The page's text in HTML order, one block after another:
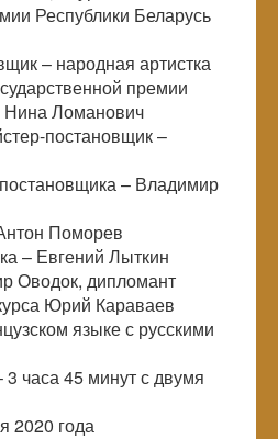
Республики Беларусь
– народная артистка
премии
Нина Ломанович
постановщик –
– Владимир
Поморев
– Евгений Лыткин
Оводок, дипломант
Юрий Караваев
языке с русскими
часа 45 минут с двумя
2020 года